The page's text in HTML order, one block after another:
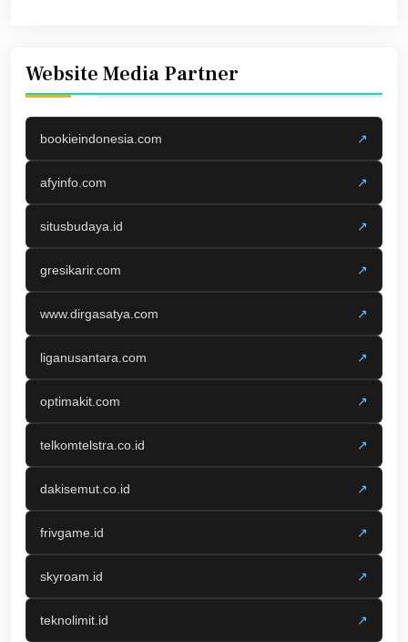
Website Media Partner
bookieindonesia.com ↗
afyinfo.com ↗
situsbudaya.id ↗
gresikarir.com ↗
www.dirgasatya.com ↗
liganusantara.com ↗
optimakit.com ↗
telkomtelstra.co.id ↗
dakisemut.co.id ↗
frivgame.id ↗
skyroam.id ↗
teknolimit.id ↗